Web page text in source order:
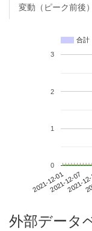
変動（ピーク前後）
合計
2021-12-012021-12-07
2021-
0
1
2
3
外部データ